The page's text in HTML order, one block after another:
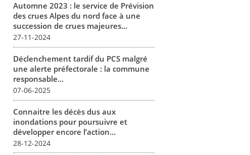
Automne 2023 : le service de Prévision
des crues Alpes du nord face à une
succession de crues majeures...
27-11-2024
Déclenchement tardif du PCS malgré
une alerte préfectorale : la commune
responsable...
07-06-2025
Connaitre les décès dus aux
inondations pour poursuivre et
développer encore l’action...
28-12-2024